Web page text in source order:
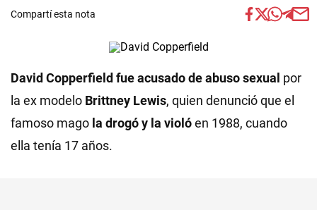
Compartí esta nota
David Copperfield fue acusado de abuso sexual por
la ex modelo Brittney Lewis, quien denunció que el
famoso mago la drogó y la violóen 1988, cuando
ella tenía 17 años.